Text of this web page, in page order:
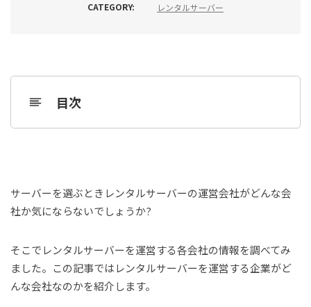
CATEGORY:
レンタルサーバー
目次
サーバーを選ぶときレンタルサーバーの運営会社がどんな会
社か気にならないでしょうか?
そこでレンタルサーバーを運営する各会社の情報を調べてみ
ました。この記事ではレンタルサーバーを運営する企業がど
んな会社なのかを紹介します。